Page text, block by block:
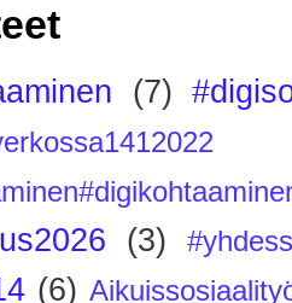
(7)
(3)
(6)